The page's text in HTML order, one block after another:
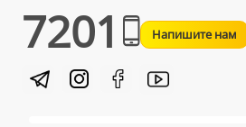
7201 Напишите нам